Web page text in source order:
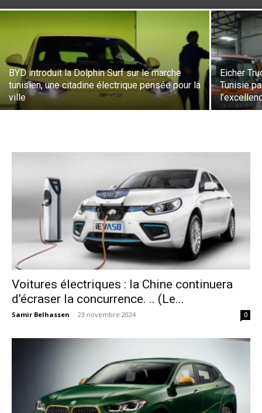
BYD introduit la Dolphin Surf sur le marche
tunisien, une citadine électrique pensée pour la
ville
Eicher
Tunisie
Voitures électriques : la Chine continuera
d’écraser la concurrence. .. (Le...
Samir Belhassen - 23 novembre 2024 0